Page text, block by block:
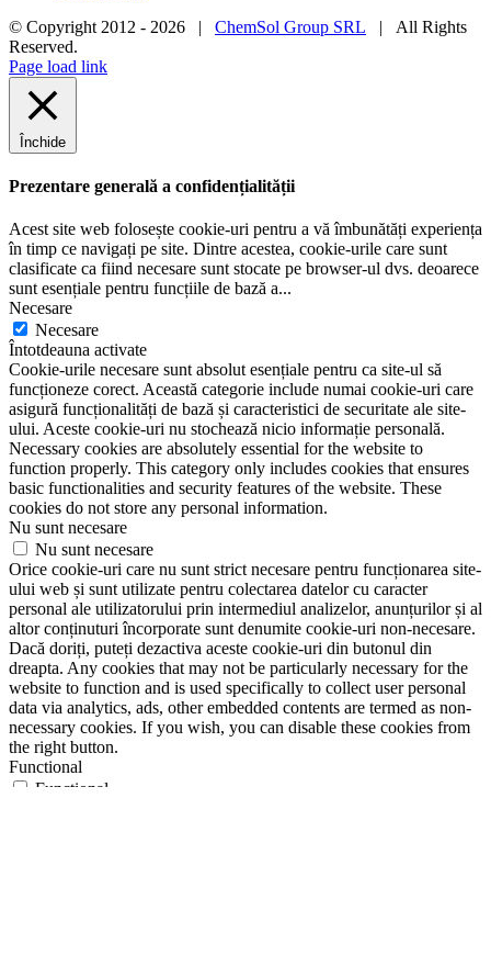
© Copyright 2012 - 2026 | ChemSol Group SRL | All Rights
Reserved.
Page load link
Închide
Prezentare generală a confidențialității
Acest site web folosește cookie-uri pentru a vă îmbunătăți experiența
în timp ce navigați pe site. Dintre acestea, cookie-urile care sunt
clasificate ca fiind necesare sunt stocate pe browser-ul dvs. deoarece
sunt esențiale pentru funcțiile de bază a...
Necesare
Necesare
Întotdeauna activate
Cookie-urile necesare sunt absolut esențiale pentru ca site-ul să
funcționeze corect. Această categorie include numai cookie-uri care
asigură funcționalități de bază și caracteristici de securitate ale site-
ului. Aceste cookie-uri nu stochează nicio informație personală.
Necessary cookies are absolutely essential for the website to
function properly. This category only includes cookies that ensures
basic functionalities and security features of the website. These
cookies do not store any personal information.
Nu sunt necesare
Nu sunt necesare
Orice cookie-uri care nu sunt strict necesare pentru funcționarea site-
ului web și sunt utilizate pentru colectarea datelor cu caracter
personal ale utilizatorului prin intermediul analizelor, anunțurilor și al
altor conținuturi încorporate sunt denumite cookie-uri non-necesare.
Dacă doriți, puteți dezactiva aceste cookie-uri din butonul din
dreapta. Any cookies that may not be particularly necessary for the
website to function and is used specifically to collect user personal
data via analytics, ads, other embedded contents are termed as non-
necessary cookies. If you wish, you can disable these cookies from
the right button.
Functional
Functional